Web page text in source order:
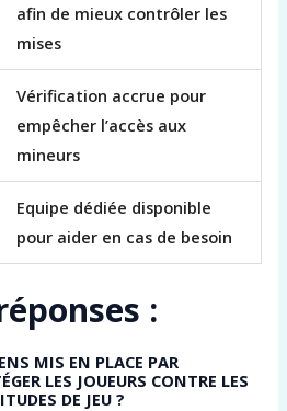
afin de mieux contrôler les
mises
Vérification accrue pour
empêcher l’accès aux
mineurs
Equipe dédiée disponible
pour aider en cas de besoin
:
MIS EN PLACE PAR
LES JOUEURS CONTRE LES
DE JEU ?